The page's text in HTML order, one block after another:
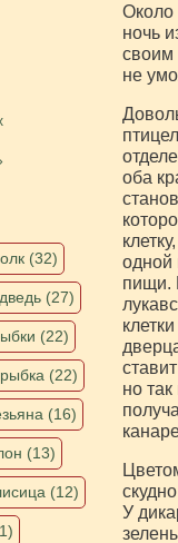
Около
ночь
своим
не
оба
одной
пищи.
но
У
(32)
(27)
(22)
рыбка (22)
(16)
(13)
(12)